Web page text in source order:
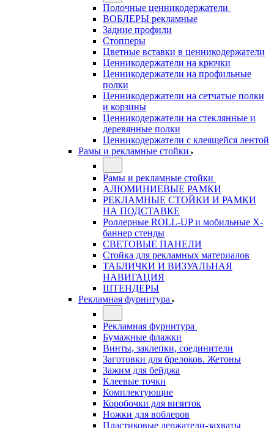
Полочные ценникодержатели
ВОБЛЕРЫ рекламные
Задние профили
Стопперы
Цветные вставки в ценникодержатели
Ценникодержатели на крючки
Ценникодержатели на профильные
полки
Ценникодержатели на сетчатые полки
и корзины
Ценникодержатели на стеклянные и
деревянные полки
Ценникодержатели с клеящейся лентой
Рамы и рекламные стойки
Рамы и рекламные стойки
АЛЮМИНИЕВЫЕ РАМКИ
РЕКЛАМНЫЕ СТОЙКИ И РАМКИ
НА ПОДСТАВКЕ
Роллерные ROLL-UP и мобильные X-
баннер стенды
СВЕТОВЫЕ ПАНЕЛИ
Стойка для рекламных материалов
ТАБЛИЧКИ И ВИЗУАЛЬНАЯ
НАВИГАЦИЯ
ШТЕНДЕРЫ
Рекламная фурнитура
Рекламная фурнитура
Бумажные флажки
Винты, заклепки, соединители
Заготовки для брелоков. Жетоны
Зажим для бейджа
Клеевые точки
Комплектующие
Коробочки для визиток
Ножки для воблеров
Пластиковые держатели-захваты